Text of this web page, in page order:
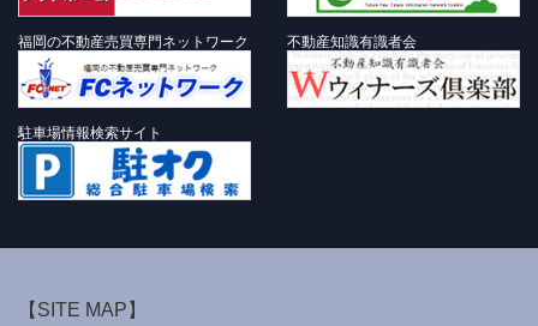
福岡の不動産売買専門ネットワーク 不動産知識有識者会
駐車場情報検索サイト
【SITE MAP】